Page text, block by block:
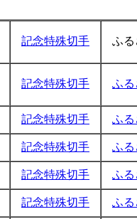
記念特殊切手 ふ
記念特殊切手 ふ
記念特殊切手 ふ
記念特殊切手 ふ
記念特殊切手 ふ
記念特殊切手 ふ